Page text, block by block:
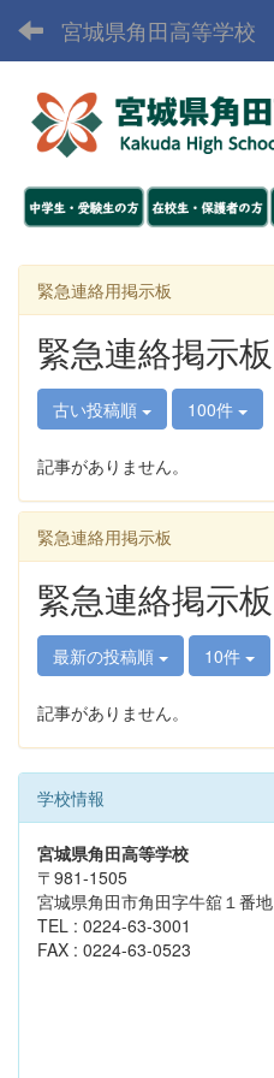
宮城県角田高等学校
緊急連絡用掲示板
緊急連絡掲示板
古い投稿順 100件
記事がありません。
緊急連絡用掲示板
緊急連絡掲示板
最新の投稿順 10件
記事がありません。
学校情報
宮城県角田高等学校
〒981-1505
宮城県角田市角田字牛舘１番地
TEL : 0224-63-3001
FAX : 0224-63-0523